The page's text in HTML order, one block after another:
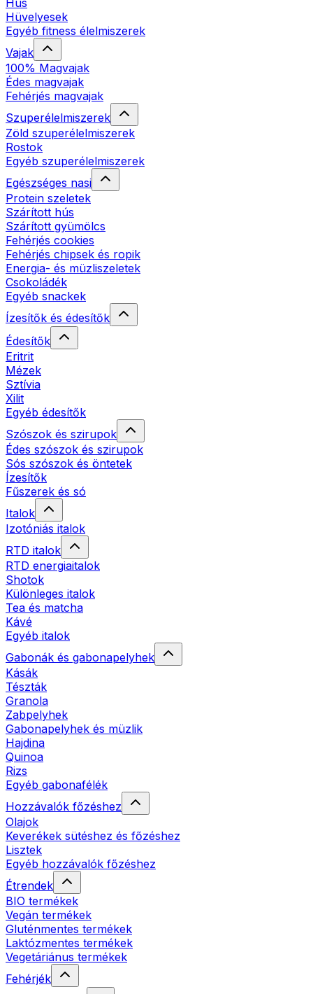
Hús
Hüvelyesek
Egyéb fitness élelmiszerek
Vajak
100% Magvajak
Édes magvajak
Fehérjés magvajak
Szuperélelmiszerek
Zöld szuperélelmiszerek
Rostok
Egyéb szuperélelmiszerek
Egészséges nasi
Protein szeletek
Szárított hús
Szárított gyümölcs
Fehérjés cookies
Fehérjés chipsek és ropik
Energia- és müzliszeletek
Csokoládék
Egyéb snackek
Ízesítők és édesítők
Édesítők
Eritrit
Mézek
Sztívia
Xilit
Egyéb édesítők
Szószok és szirupok
Édes szószok és szirupok
Sós szószok és öntetek
Ízesítők
Fűszerek és só
Italok
Izotóniás italok
RTD italok
RTD energiaitalok
Shotok
Különleges italok
Tea és matcha
Kávé
Egyéb italok
Gabonák és gabonapelyhek
Kásák
Tészták
Granola
Zabpelyhek
Gabonapelyhek és müzlik
Hajdina
Quinoa
Rizs
Egyéb gabonafélék
Hozzávalók főzéshez
Olajok
Keverékek sütéshez és főzéshez
Lisztek
Egyéb hozzávalók főzéshez
Étrendek
BIO termékek
Vegán termékek
Gluténmentes termékek
Laktózmentes termékek
Vegetáriánus termékek
Fehérjék